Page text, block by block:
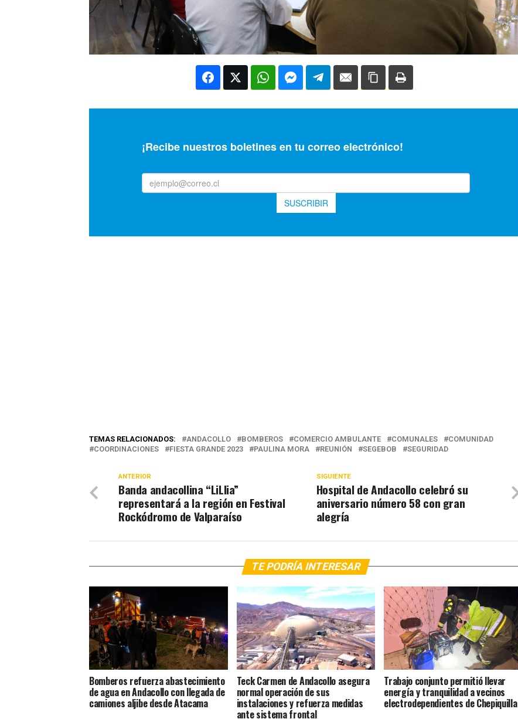
TEMAS RELACIONADOS: ANDACOLLO BOMBEROS COMERCIO AMBULANTE COMUNALES
COMUNIDAD
COORDINACIONES
FIESTA GRANDE 2023 PAULINA MORA REUNIÓN SEGEBOB SEGURIDAD
SIGUIENTE
Hospital de Andacollo celebró su
aniversario número 58 con gran
alegría
ANTERIOR
Banda andacollina “LiLlia”
representará a la región en Festival
Rockódromo de Valparaíso
TE PODRÍA INTERESAR
Bomberos refuerza abastecimiento
de agua en Andacollo con llegada de
camiones aljibe desde Atacama
Teck Carmen de Andacollo asegura
normal operación de sus
instalaciones y refuerza medidas
ante sistema frontal
Trabajo conjunto permitió llevar
energía y tranquilidad a vecinos
electrodependientes de Chepiquilla